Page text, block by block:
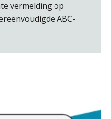
Kok
vermelding op
ABC-